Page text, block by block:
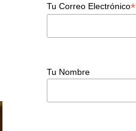
Tu Correo Electrónico*
Tu Nombre